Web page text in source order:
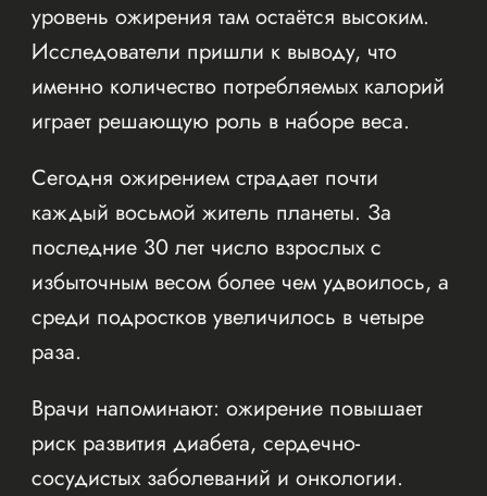
уровень ожирения там остаётся высоким.
Исследователи пришли к выводу, что
именно количество потребляемых калорий
играет решающую роль в наборе веса.
Сегодня ожирением страдает почти
каждый восьмой житель планеты. За
последние 30 лет число взрослых с
избыточным весом более чем удвоилось, а
среди подростков увеличилось в четыре
раза.
Врачи напоминают: ожирение повышает
риск развития диабета, сердечно-
сосудистых заболеваний и онкологии.